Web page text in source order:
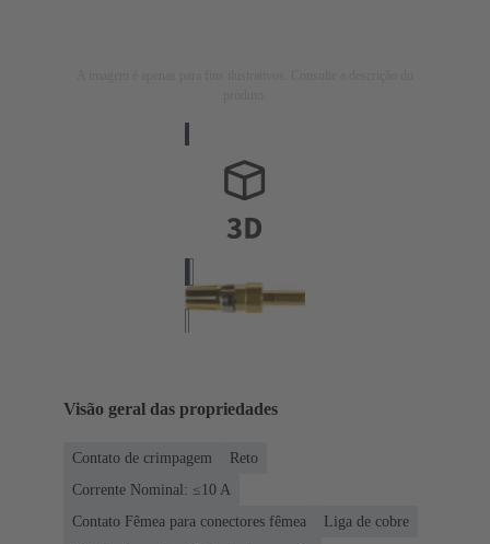
Visão geral das propriedades
Contato de crimpagem
Reto
Corrente Nominal: ≤10 A
Contato Fêmea para conectores fêmea
Liga de cobre